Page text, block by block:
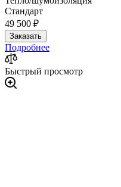
Стандарт
49 500 ₽
Заказать
Подробнее
Быстрый просмотр